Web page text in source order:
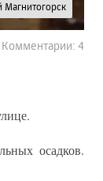
4
осадков.